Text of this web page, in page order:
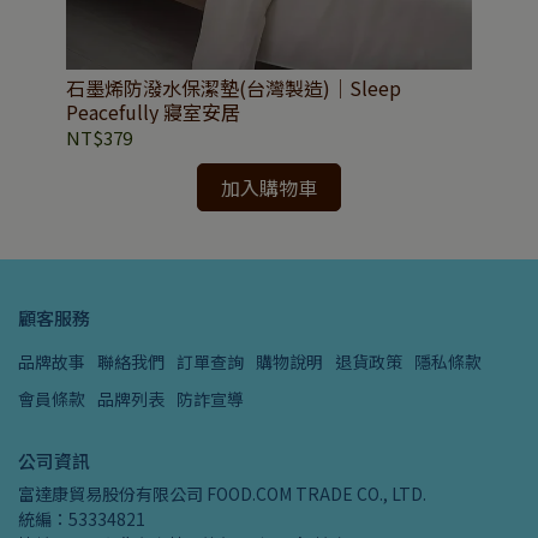
石墨烯防潑水保潔墊(台灣製造)｜Sleep
Peacefully 寢室安居
NT$379
加入購物車
顧客服務
品牌故事 聯絡我們 訂單查詢 購物說明 退貨政策 隱私條款
會員條款 品牌列表 防詐宣導
公司資訊
富達康貿易股份有限公司 FOOD.COM TRADE CO., LTD.
統編：53334821